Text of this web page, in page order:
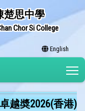
楚思中學
Chor Si College
English
越奬2026(香港)